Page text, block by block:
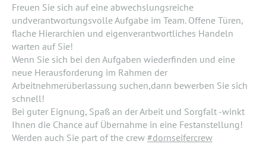
Freuen Sie sich auf eine abwechslungsreiche
undverantwortungsvolle Aufgabe im Team. Offene Türen,
flache Hierarchien und eigenverantwortliches Handeln
warten auf Sie!
Wenn Sie sich bei den Aufgaben wiederfinden und eine
neue Herausforderung im Rahmen der
Arbeitnehmerüberlassung suchen,dann bewerben Sie sich
schnell!
Bei guter Eignung, Spaß an der Arbeit und Sorgfalt -winkt
Ihnen die Chance auf Übernahme in eine Festanstellung!
Werden auch Sie part of the crew #dornseifercrew